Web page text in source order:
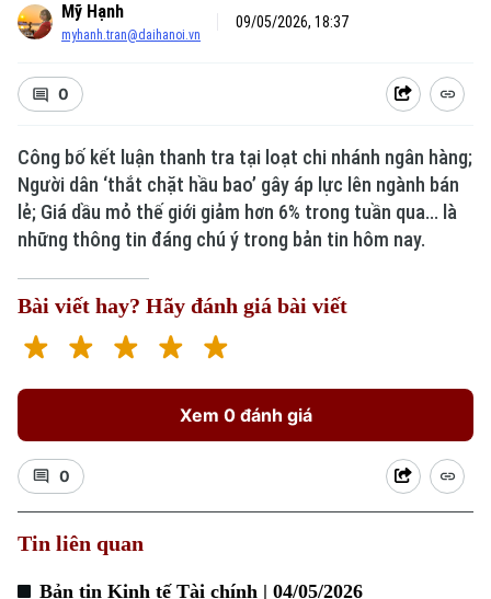
Mỹ Hạnh
myhanh.tran@daihanoi.vn
09/05/2026, 18:37
0
Công bố kết luận thanh tra tại loạt chi nhánh ngân hàng;
Người dân ‘thắt chặt hầu bao’ gây áp lực lên ngành bán
lẻ; Giá dầu mỏ thế giới giảm hơn 6% trong tuần qua... là
những thông tin đáng chú ý trong bản tin hôm nay.
Bài viết hay? Hãy đánh giá bài viết
Xem 0 đánh giá
0
Tin liên quan
Bản tin Kinh tế Tài chính | 04/05/2026